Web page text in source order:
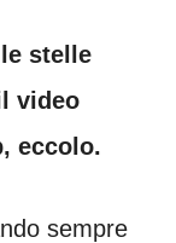
stelle
video
eccolo.
sempre